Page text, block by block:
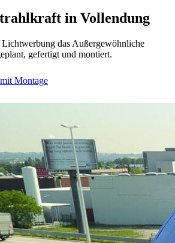
in Vollendung
das Außergewöhnliche
gefertigt und montiert.
Montage